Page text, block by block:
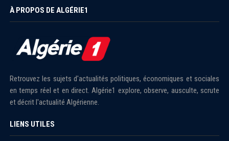
À PROPOS DE ALGÉRIE1
Retrouvez les sujets d'actualités politiques, économiques et sociales
en temps réel et en direct. Algérie1 explore, observe, ausculte, scrute
et décrit l'actualité Algérienne.
LIENS UTILES